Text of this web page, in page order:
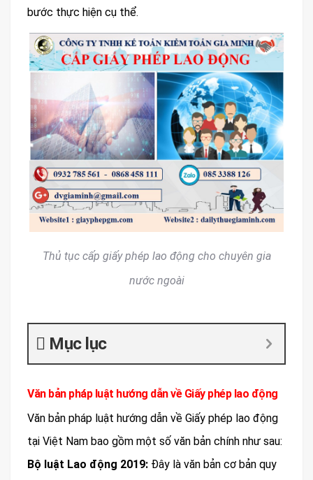
bước thực hiện cụ thể.
Thủ tục cấp giấy phép lao động cho chuyên gia
nước ngoài
Mục lục
Văn bản pháp luật hướng dẫn về Giấy phép lao động
Văn bản pháp luật hướng dẫn về Giấy phép lao động
tại Việt Nam bao gồm một số văn bản chính như sau:
Bộ luật Lao động 2019: Đây là văn bản cơ bản quy